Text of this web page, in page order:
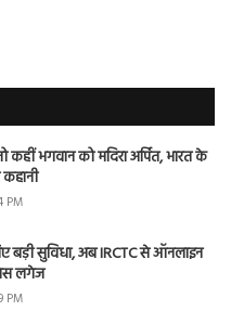
कहीं भगवान को मदिरा अर्पित, भारत के
PM
बड़ी सुविधा, अब IRCTC से ऑनलाइन
लगेज
PM